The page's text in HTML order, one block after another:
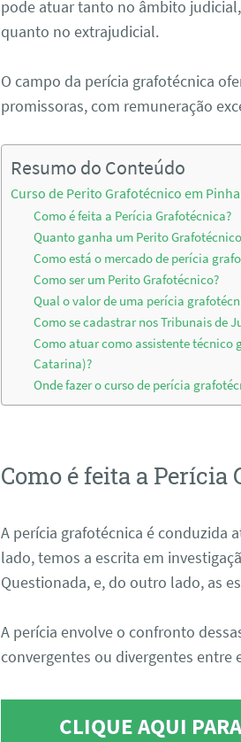
pode atuar tanto no âmbito
quanto no extrajudicial.
O campo da perícia grafotécnica
promissoras, com remuneração
Resumo do Conteúdo
Curso de Perito Grafotécnico em
Como é feita a Perícia Grafotécnica?
Quanto ganha um Perito
Como está o mercado de perícia
Como ser um Perito Grafotécnico?
Qual o valor de uma perícia
Como se cadastrar nos Tribunais de
Como atuar como assistente técnico
Catarina)?
Onde fazer o curso de perícia
Como é feita a Perícia
A perícia grafotécnica é conduzida
lado, temos a escrita em
Questionada, e, do outro lado, as
A perícia envolve o confronto
convergentes ou divergentes entre
CLIQUE AQUI